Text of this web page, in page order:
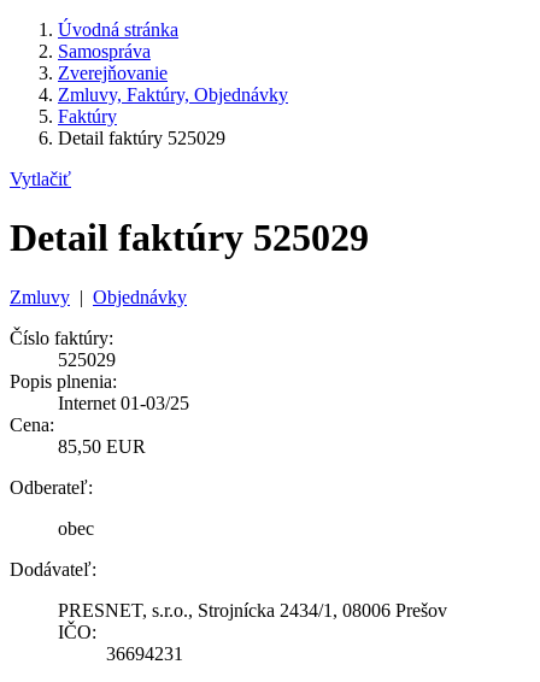
Úvodná stránka
Samospráva
Zverejňovanie
Zmluvy, Faktúry, Objednávky
Faktúry
Detail faktúry 525029
Vytlačiť
Detail faktúry 525029
Zmluvy | Objednávky
Číslo faktúry:
525029
Popis plnenia:
Internet 01-03/25
Cena:
85,50 EUR
Odberateľ:
obec
Dodávateľ:
PRESNET, s.r.o., Strojnícka 2434/1, 08006 Prešov
IČO:
36694231